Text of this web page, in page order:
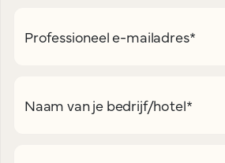
Professioneel e-mailadres*
Naam van je bedrijf/hotel*